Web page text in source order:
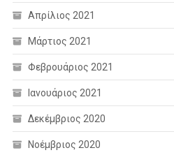
Απρίλιος 2021
Μάρτιος 2021
Φεβρουάριος 2021
Ιανουάριος 2021
Δεκέμβριος 2020
Νοέμβριος 2020